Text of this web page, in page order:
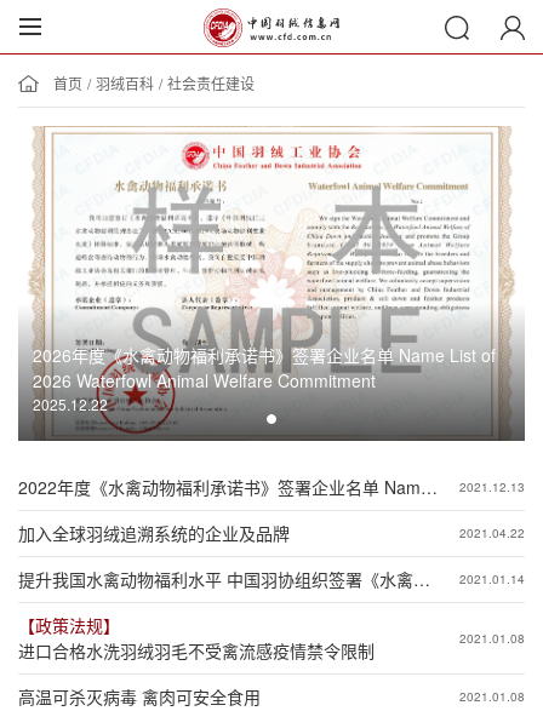
首页 / 羽绒百科 / 社会责任建设
2026年度《水禽动物福利承诺书》签署企业名单 Name List of
2026 Waterfowl Animal Welfare Commitment
2025.12.22
2022年度《水禽动物福利承诺书》签署企业名单 Name
List of 2022 Waterfowl Animal Welfare Commitment
2021.12.13
加入全球羽绒追溯系统的企业及品牌 2021.04.22
提升我国水禽动物福利水平 中国羽协组织签署《水禽动
物福利承诺书》
2021.01.14
【政策法规】
进口合格水洗羽绒羽毛不受禽流感疫情禁令限制
2021.01.08
高温可杀灭病毒 禽肉可安全食用 2021.01.08